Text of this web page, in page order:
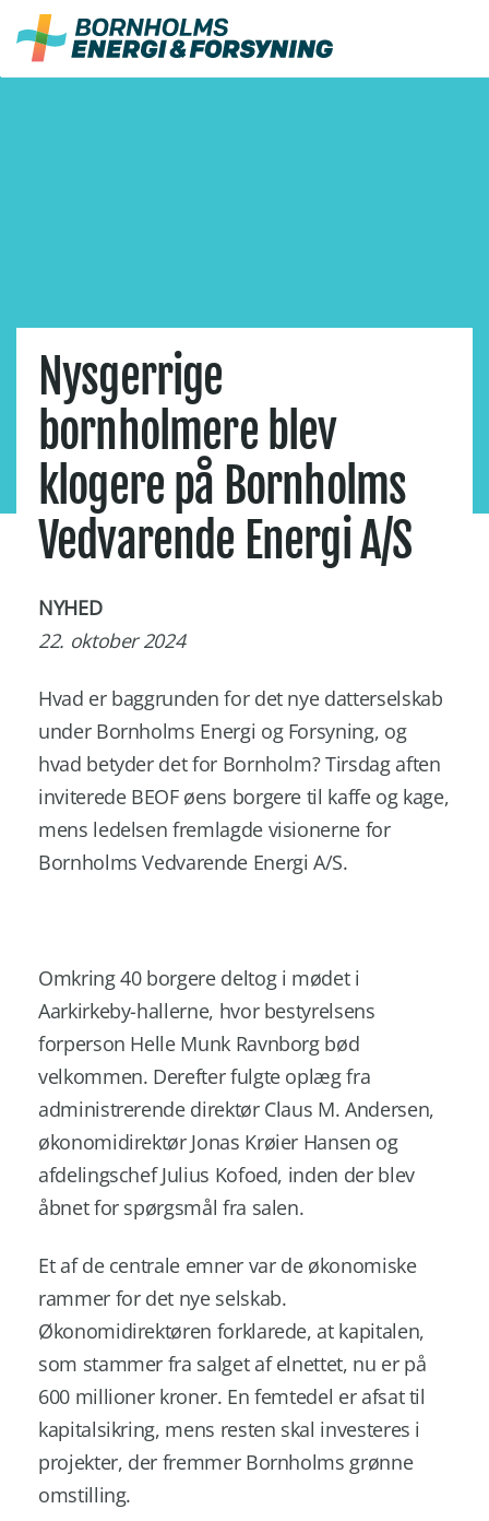
Fortsæt
indhold
Nysgerrige
bornholmere blev
klogere på Bornholms
Vedvarende Energi A/S
NYHED
22. oktober 2024
Hvad er baggrunden for det nye datterselskab
under Bornholms Energi og Forsyning, og
hvad betyder det for Bornholm? Tirsdag aften
inviterede BEOF øens borgere til kaffe og kage,
mens ledelsen fremlagde visionerne for
Bornholms Vedvarende Energi A/S.
Omkring 40 borgere deltog i mødet i
Aarkirkeby-hallerne, hvor bestyrelsens
forperson Helle Munk Ravnborg bød
velkommen. Derefter fulgte oplæg fra
administrerende direktør Claus M. Andersen,
økonomidirektør Jonas Krøier Hansen og
afdelingschef Julius Kofoed, inden der blev
åbnet for spørgsmål fra salen.
Et af de centrale emner var de økonomiske
rammer for det nye selskab.
Økonomidirektøren forklarede, at kapitalen,
som stammer fra salget af elnettet, nu er på
600 millioner kroner. En femtedel er afsat til
kapitalsikring, mens resten skal investeres i
projekter, der fremmer Bornholms grønne
omstilling.